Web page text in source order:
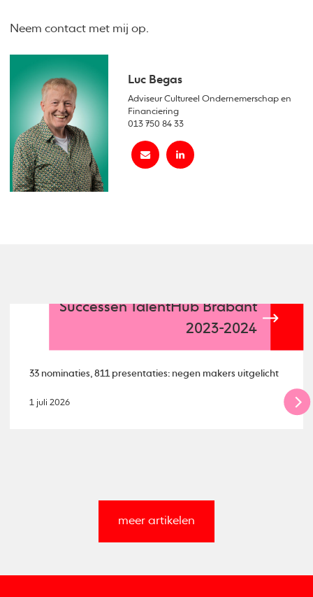
Neem contact met mij op.
Luc Begas
Adviseur Cultureel Ondernemerschap en
Financiering
013 750 84 33
Successen TalentHub Brabant
2023-2024
33 nominaties, 811 presentaties: negen makers uitgelicht
1 juli 2026
meer artikelen